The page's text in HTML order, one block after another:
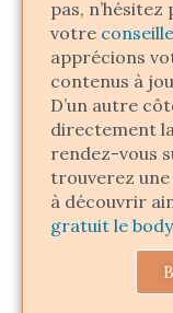
pas,
votre
apprécions
contenus à
D’un autre
directement
rendez-vous
trouverez
à découvrir
gratuit le